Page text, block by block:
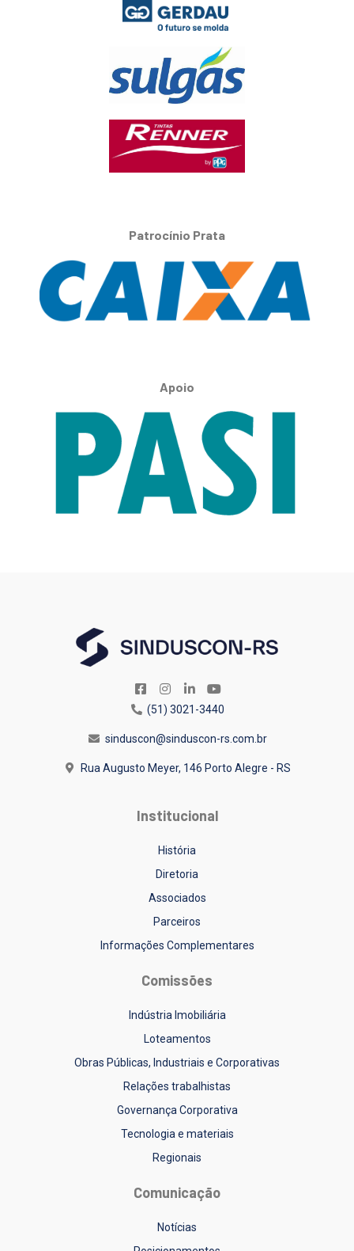
Patrocínio Prata
Apoio
(51) 3021-3440
sinduscon@sinduscon-rs.com.br
Rua Augusto Meyer, 146 Porto Alegre - RS
Institucional
História
Diretoria
Associados
Parceiros
Informações Complementares
Comissões
Indústria Imobiliária
Loteamentos
Obras Públicas, Industriais e Corporativas
Relações trabalhistas
Governança Corporativa
Tecnologia e materiais
Regionais
Comunicação
Notícias